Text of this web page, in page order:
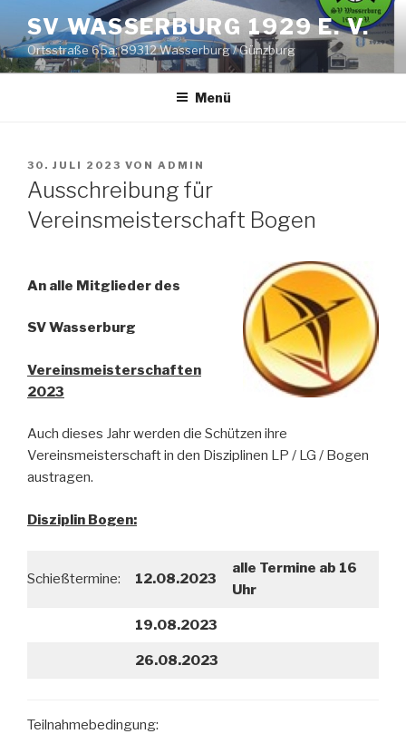
Inhalt
springen
SV WASSERBURG 1929 E. V.
Ortsstraße 65a; 89312 Wasserburg / Günzburg
Menü
VERÖFFENTLICHT
AM
30. JULI 2023 VON ADMIN
Ausschreibung für
Vereinsmeisterschaft Bogen
An alle Mitglieder des
SV Wasserburg
Vereinsmeisterschaften
2023
Auch dieses Jahr werden die Schützen ihre
Vereinsmeisterschaft in den Disziplinen LP / LG / Bogen
austragen.
Disziplin Bogen:
Schießtermine: 12.08.2023
alle Termine ab 16
Uhr
19.08.2023
26.08.2023
Teilnahmebedingung: